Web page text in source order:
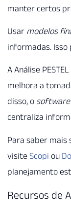
manter certos
Usar modelos
informadas. Isso
A Análise
melhora a
disso, o software
centraliza
Para saber mais
visite Scopi ou
planejamento
Recursos de